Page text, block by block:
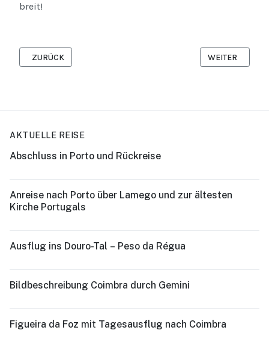
breit!
VORHERIGER BEITRAG: CHENGDU INTERNATIONAL AIRPORT
ZURÜCK NÄCHSTER
WEITER
AKTUELLE REISE
Abschluss in Porto und Rückreise
Anreise nach Porto über Lamego und zur ältesten
Kirche Portugals
Ausflug ins Douro-Tal – Peso da Régua
Bildbeschreibung Coimbra durch Gemini
Figueira da Foz mit Tagesausflug nach Coimbra